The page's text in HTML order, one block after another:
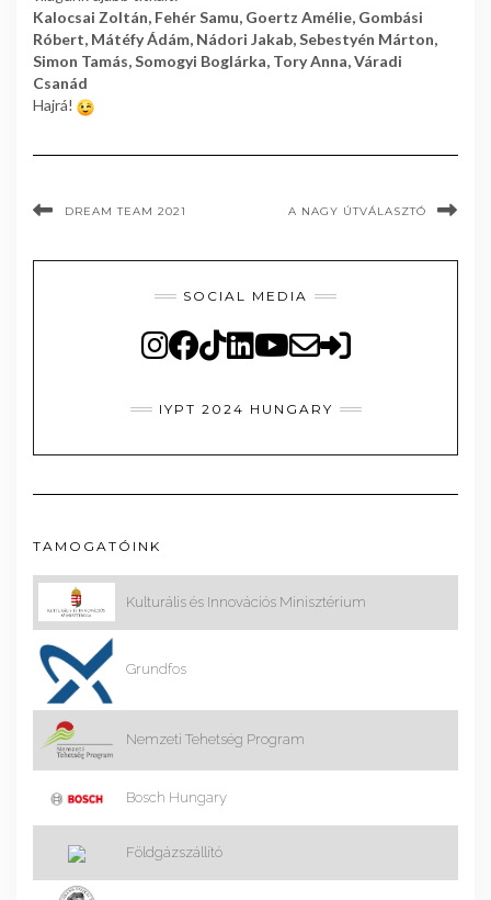
Kalocsai Zoltán, Fehér Samu, Goertz Amélie, Gombási
Róbert, Mátéfy Ádám, Nádori Jakab, Sebestyén Márton,
Simon Tamás, Somogyi Boglárka, Tory Anna, Váradi
Csanád
Hajrá!
DREAM TEAM 2021 A NAGY ÚTVÁLASZTÓ
SOCIAL MEDIA
IYPT 2024 HUNGARY
TAMOGATÓINK
Kulturális és Innovációs Minisztérium
Grundfos
Nemzeti Tehetség Program
Bosch Hungary
Földgázszállító